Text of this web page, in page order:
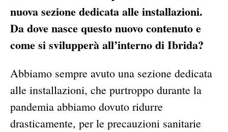
nuova sezione dedicata alle installazioni.
Da dove nasce questo nuovo contenuto e
come si svilupperà all’interno di Ibrida?
Abbiamo sempre avuto una sezione dedicata
alle installazioni, che purtroppo durante la
pandemia abbiamo dovuto ridurre
drasticamente, per le precauzioni sanitarie